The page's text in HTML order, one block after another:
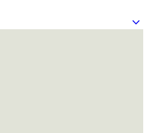
keyboard_arrow_down